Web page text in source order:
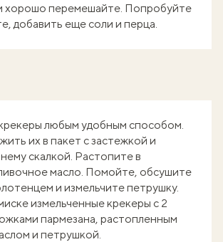
и хорошо перемешайте. Попробуйте
добавить еще соли и перца.
любым удобным способом.
их в пакет с застежкой и
скалкой. Растопите в
масло. Помойте, обсушите
и измельчите петрушку.
измельченные крекеры с 2
пармезана, растопленным
и петрушкой.